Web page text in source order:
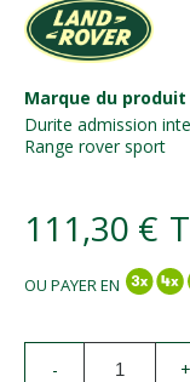
Marque du produit
Durite admission
Range rover sport
111,30 €
OU PAYER EN
- +